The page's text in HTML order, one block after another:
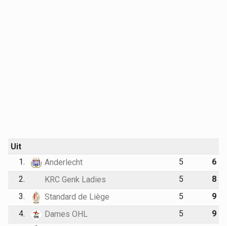
Uit
1.
Anderlecht 5
6
2.
KRC Genk Ladies 5
8
3.
Standard de Liège 5
9
4.
Dames OHL 5 9